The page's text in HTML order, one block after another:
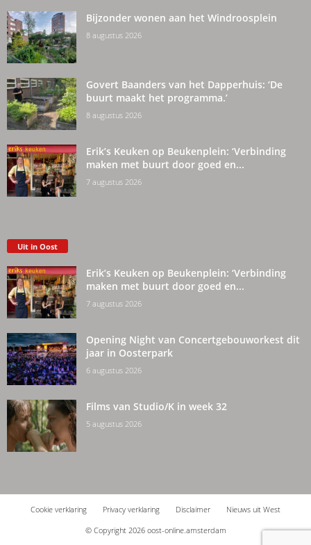
Bijzonder wonen aan het Windroosplein
8 augustus 2026
Govert Baanders van het Dapperhuis: ‘De
buurt maakt het programma.’
8 augustus 2026
Erik’s Keuken op Beukenplein: ‘Verbinding
maken met buurt door goed en...
7 augustus 2026
Uit in Oost
Erik’s Keuken op Beukenplein: ‘Verbinding
maken met buurt door goed en...
7 augustus 2026
Opening Night van Concertgebouworkest dit
jaar in Oosterpark
6 augustus 2026
Films van Studio/K in week 32
5 augustus 2026
Cookie verklaring Privacy verklaring Disclaimer
Nieuws uit West
© Copyright 2026 oost-online.amsterdam